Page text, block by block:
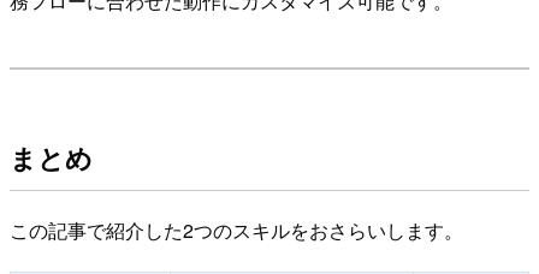
まとめ
この記事で紹介した2つのスキルをおさらいします。